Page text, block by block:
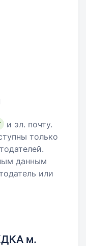
и эл. почту.
только
данным
или
м.